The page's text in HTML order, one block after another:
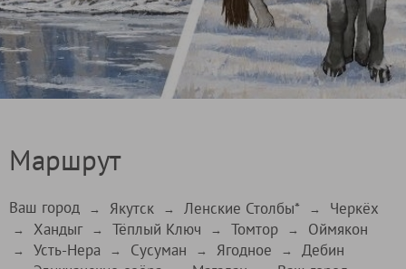
Маршрут
Ваш город → Якутск → Ленские Столбы* → Черкёх
→ Хандыг → Тёплый Ключ → Томтор → Оймякон
→ Усть-Нера → Сусуман → Ягодное → Дебин